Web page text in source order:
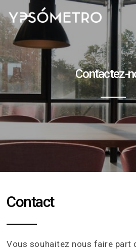
Contactez-
Contact
Vous souhaitez nous faire part